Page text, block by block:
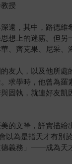
授
遠，其中，路德
想上的迷霧。但
、齊克果、尼采、
友人，以及他所
求學時，他曾為
固執，就連好友
的文筆，詳實描
以為是指天才有
義務」——成為天